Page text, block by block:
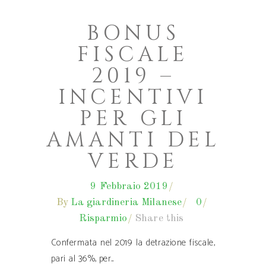
BONUS
FISCALE
2019 –
INCENTIVI
PER GLI
AMANTI DEL
VERDE
9 Febbraio 2019
By La giardineria Milanese
0
Risparmio
Share this
Confermata nel 2019 la detrazione fiscale,
pari al 36%, per